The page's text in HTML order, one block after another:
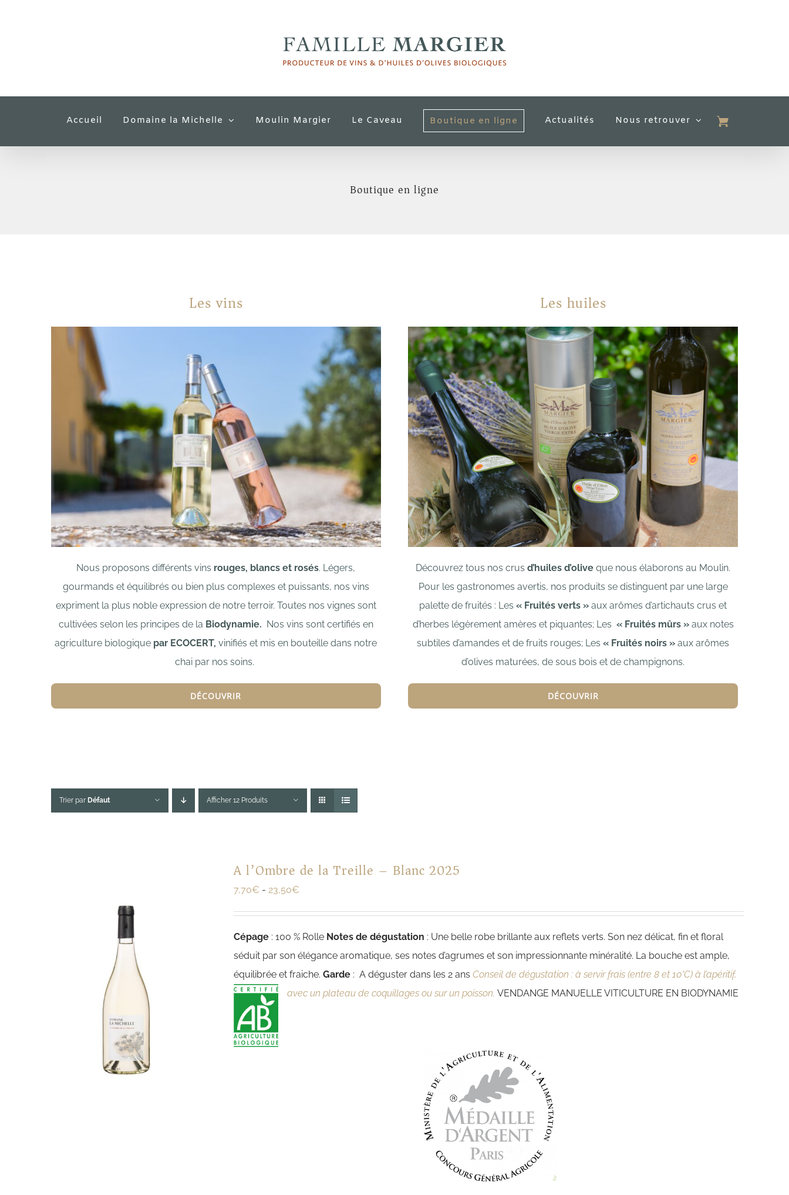
Accueil Domaine la Michelle Moulin Margier Le Caveau Boutique en ligne Actualités Nous retrouver
Boutique en ligne
Les vins
Nous proposons différents vins rouges, blancs et rosés. Légers,
gourmands et équilibrés ou bien plus complexes et puissants, nos vins
expriment la plus noble expression de notre terroir. Toutes nos vignes sont
cultivées selon les principes de la Biodynamie. Nos vins sont certifiés en
agriculture biologique par ECOCERT, vinifiés et mis en bouteille dans notre
chai par nos soins.
DÉCOUVRIR
Les huiles
Découvrez tous nos crus d’huiles d’olive que nous élaborons au Moulin.
Pour les gastronomes avertis, nos produits se distinguent par une large
palette de fruités : Les« Fruités verts » aux arômes d’artichauts crus et
d’herbes légèrement amères et piquantes; Les « Fruités mûrs » aux notes
subtiles d’amandes et de fruits rouges; Les« Fruités noirs » aux arômes
d’olives maturées, de sous bois et de champignons.
DÉCOUVRIR
Trier par Défaut Afficher 12 Produits
A l’Ombre de la Treille – Blanc 2025
7,70€ - 23,50€
Cépage : 100 % Rolle Notes de dégustation : Une belle robe brillante aux reflets verts. Son nez délicat, fin et floral
séduit par son élégance aromatique, ses notes d’agrumes et son impressionnante minéralité. La bouche est ample,
équilibrée et fraiche.Garde : A déguster dans les 2 ansConseil de dégustation : à servir frais (entre 8 et 10°C) à l’apéritif,
avec un plateau de coquillages ou sur un poisson. VENDANGE MANUELLE VITICULTURE EN BIODYNAMIE